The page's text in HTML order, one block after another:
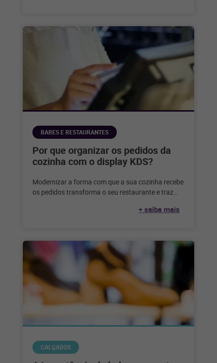
BARES E RESTAURANTES
Por que organizar os pedidos da
cozinha com o display KDS?
Modernizar a forma com que a sua cozinha recebe
os pedidos transforma o seu restaurante e traz
+ saiba mais
CALÇADOS